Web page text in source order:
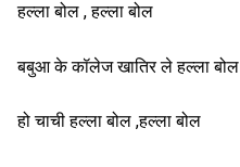
हल्ला बोल , हल्ला बोल
बबुआ के कॉलेज खातिर ले हल्ला बोल
हो चाची हल्ला बोल ,हल्ला बोल